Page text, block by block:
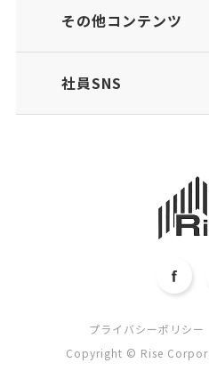
その他コンテンツ
社員SNS
プライバシーポリシー
Copyright © Rise